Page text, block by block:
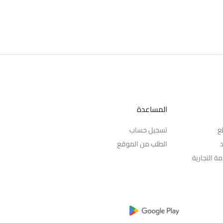
التجارية
المساعدة
تسجيل حساب
الطلب من الموقع